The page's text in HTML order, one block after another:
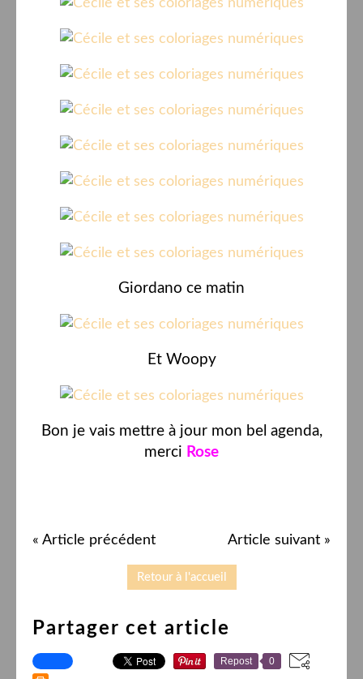
Giordano ce matin
Et Woopy
Bon je vais mettre à jour mon bel agenda,
merci Rose
« Article précédent Article suivant »
Retour à l'accueil
Partager cet article
Repost 0